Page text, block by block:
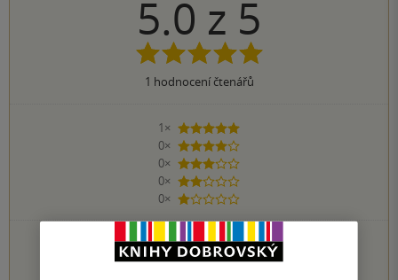
5.0 z 5
1 hodnocení čtenářů
1×
5 hvězdiček
0×
4 hvězdičky
0×
3 hvězdičky
0×
2 hvězdičky
0×
1 hvezdička
PŘIDEJTE SVÉ HODNOCENÍ KNIHY